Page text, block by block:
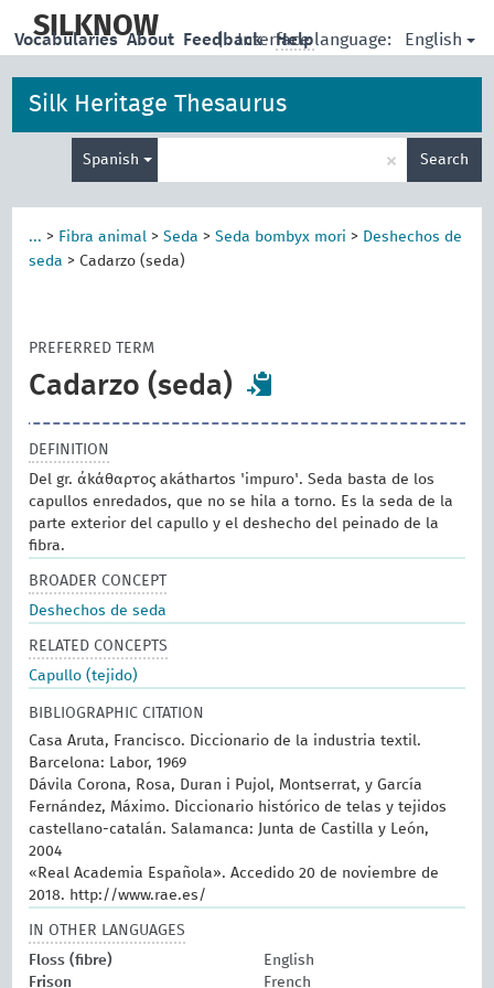
main
SILKNOW | Interface language: English
Vocabularies About Feedback Help
Silk Heritage Thesaurus
Spanish × Search
... > Fibra animal >Seda >Seda bombyx mori > Deshechos de
seda > Cadarzo (seda)
PREFERRED TERM
Cadarzo (seda)
DEFINITION
Del gr. ἀκάθαρτος akáthartos 'impuro'. Seda basta de los
capullos enredados, que no se hila a torno. Es la seda de la
parte exterior del capullo y el deshecho del peinado de la
fibra.
BROADER CONCEPT
Deshechos de seda
RELATED CONCEPTS
Capullo (tejido)
BIBLIOGRAPHIC CITATION
Casa Aruta, Francisco. Diccionario de la industria textil.
Barcelona: Labor, 1969
Dávila Corona, Rosa, Duran i Pujol, Montserrat, y García
Fernández, Máximo. Diccionario histórico de telas y tejidos
castellano-catalán. Salamanca: Junta de Castilla y León,
2004
«Real Academia Española». Accedido 20 de noviembre de
2018. http://www.rae.es/
IN OTHER LANGUAGES
Floss (fibre)
English
Frison
French